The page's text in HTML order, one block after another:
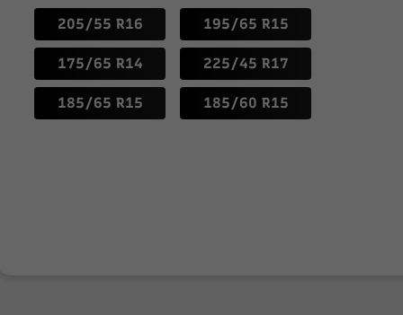
205/55 R16 195/65 R15
175/65 R14 225/45 R17
185/65 R15 185/60 R15